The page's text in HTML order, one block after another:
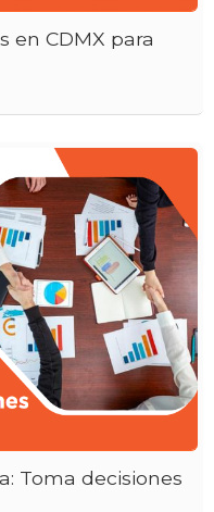
en CDMX para
Toma decisiones